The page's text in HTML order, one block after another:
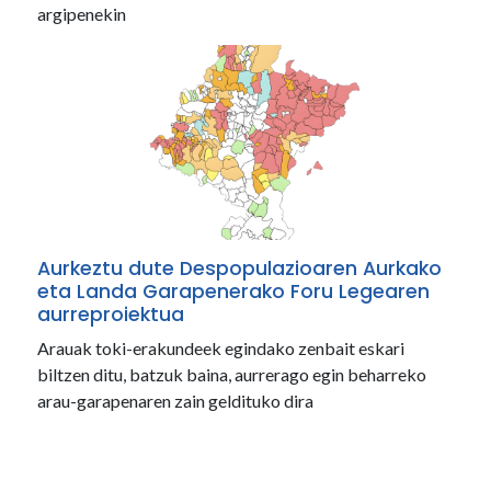
argipenekin
Aurkeztu dute Despopulazioaren Aurkako
eta Landa Garapenerako Foru Legearen
aurreproiektua
Arauak toki-erakundeek egindako zenbait eskari
biltzen ditu, batzuk baina, aurrerago egin beharreko
arau-garapenaren zain geldituko dira